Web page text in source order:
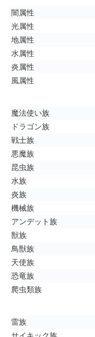
闇属性
光属性
地属性
水属性
炎属性
風属性
魔法使い族
ドラゴン族
戦士族
悪魔族
昆虫族
水族
炎族
機械族
アンデット族
獣族
鳥獣族
天使族
恐竜族
爬虫類族
雷族